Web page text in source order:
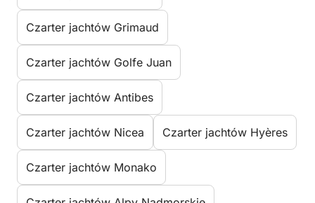
Czarter jachtów Grimaud
Czarter jachtów Golfe Juan
Czarter jachtów Antibes
Czarter jachtów Nicea Czarter jachtów Hyères
Czarter jachtów Monako